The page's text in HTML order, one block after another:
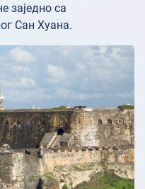
заједно са
Сан Хуана.